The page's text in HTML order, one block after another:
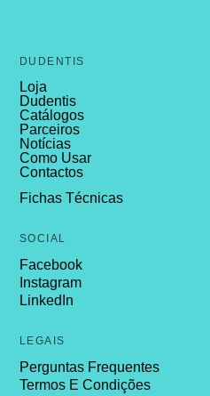
DUDENTIS
Loja
Dudentis
Catálogos
Parceiros
Notícias
Como Usar
Contactos
Fichas Técnicas
SOCIAL
Facebook
Instagram
LinkedIn
LEGAIS
Perguntas Frequentes
Termos E Condições